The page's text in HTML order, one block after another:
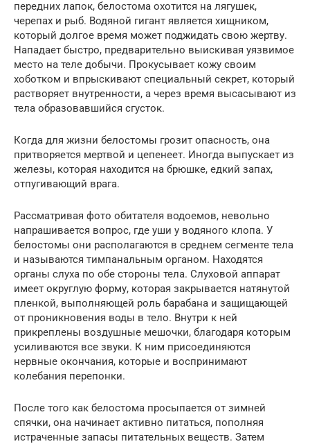
передних лапок, белостома охотится на лягушек,
черепах и рыб. Водяной гигант является хищником,
который долгое время может поджидать свою жертву.
Нападает быстро, предварительно выискивая уязвимое
место на теле добычи. Прокусывает кожу своим
хоботком и впрыскивают специальный секрет, который
растворяет внутренности, а через время высасывают из
тела образовавшийся сгусток.
Когда для жизни белостомы грозит опасность, она
притворяется мертвой и цепенеет. Иногда выпускает из
железы, которая находится на брюшке, едкий запах,
отпугивающий врага.
Рассматривая фото обитателя водоемов, невольно
напрашивается вопрос, где уши у водяного клопа. У
белостомы они располагаются в среднем сегменте тела
и называются тимпанальным органом. Находятся
органы слуха по обе стороны тела. Слуховой аппарат
имеет округлую форму, которая закрывается натянутой
пленкой, выполняющей роль барабана и защищающей
от проникновения воды в тело. Внутри к ней
прикреплены воздушные мешочки, благодаря которым
усиливаются все звуки. К ним присоединяются
нервные окончания, которые и воспринимают
колебания перепонки.
После того как белостома просыпается от зимней
спячки, она начинает активно питаться, пополняя
истраченные запасы питательных веществ. Затем